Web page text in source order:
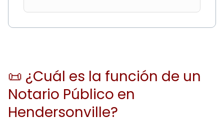
📜 ¿Cuál es la función de un
Notario Público en
Hendersonville?